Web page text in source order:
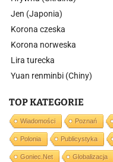
Jen (Japonia)
Korona czeska
Korona norweska
Lira turecka
Yuan renminbi (Chiny)
TOP KATEGORIE
Wiadomości Poznań
Polonia Publicystyka
Goniec.net Globalizacja